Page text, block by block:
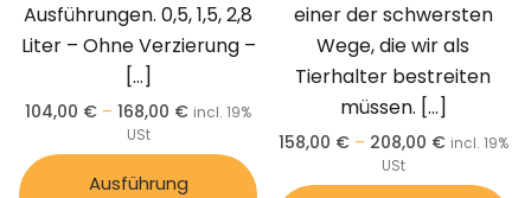
Ausführungen. 0,5, 1,5, 2,8
Liter – Ohne Verzierung –
[…]
104,00 € – 168,00 € incl. 19%
USt
Ausführung
einer der schwersten
Wege, die wir als
Tierhalter bestreiten
müssen. […]
158,00 € – 208,00 € incl. 19%
USt